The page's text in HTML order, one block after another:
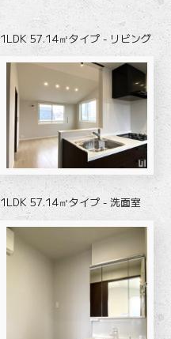
1LDK 57.14㎡タイプ - リビング
1LDK 57.14㎡タイプ - 洗面室